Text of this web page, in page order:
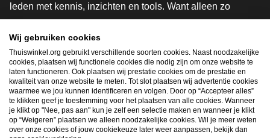
leden met kennis, inzichten en tools. Want alleen zo
innovatievere toekomst. Dus groei ook mee en maak
shoppen slimmer.
Lid worden
Snel navigeren
Wij gebruiken cookies
Thuiswinkel.org gebruikt verschillende soorten cookies. Naast noodzakelijke
cookies, plaatsen wij functionele cookies die nodig zijn om onze website te
laten functioneren. Ook plaatsen wij prestatie cookies om de prestatie en
kwaliteit van onze website te meten. Tot slot plaatsen wij advertentie cookies
waarmee we jou kunnen identificeren en volgen. Door op “Accepteer alles”
te klikken geef je toestemming voor het plaatsen van alle cookies. Wanneer
je klikt op "Nee, pas aan" kun je zelf een selectie maken en wanneer je klikt
op “Weigeren” plaatsen we alleen noodzakelijke cookies. Wil je meer weten
over onze cookies of jouw cookiekeuze later weer aanpassen, bekijk dan